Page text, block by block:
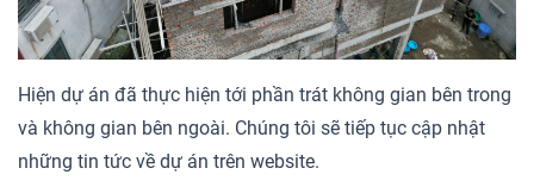
Hiện dự án đã thực hiện tới phần trát không gian bên trong
và không gian bên ngoài. Chúng tôi sẽ tiếp tục cập nhật
những tin tức về dự án trên website.